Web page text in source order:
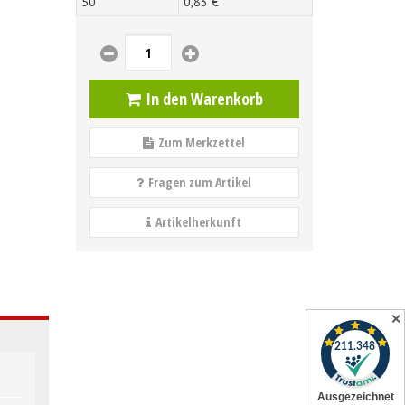
✕
In den Warenkorb
Zum Merkzettel
Fragen zum Artikel
Artikelherkunft